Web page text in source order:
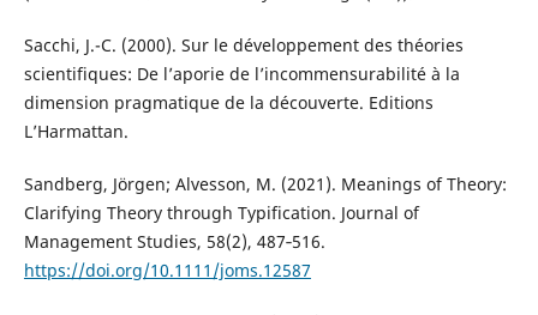
Sacchi, J.-C. (2000). Sur le développement des théories
scientifiques: De l’aporie de l’incommensurabilité à la
dimension pragmatique de la découverte. Editions
L’Harmattan.
Sandberg, Jörgen; Alvesson, M. (2021). Meanings of Theory:
Clarifying Theory through Typification. Journal of
Management Studies, 58(2), 487‑516.
https://doi.org/10.1111/joms.12587